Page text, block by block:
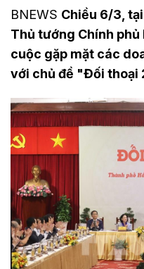
BNEWS Chiều 6/3,
Thủ tướng Chính
cuộc gặp mặt các
với chủ đề "Đối thoại